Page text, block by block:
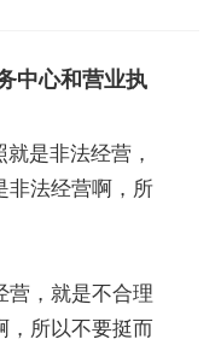
中心和营业执
是非法经营，
非法经营啊，所
营，就是不合理
，所以不要挺而